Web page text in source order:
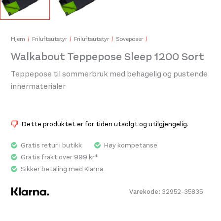
Norge-Serien Sirdal
Hjem Friluftsutstyr Friluftsutstyr Soveposer
Walkabout Teppepose Sleep 1200 Sort
Teppepose til sommerbruk med behagelig og pustende
innermaterialer
Dette produktet er for tiden utsolgt og utilgjengelig.
Varekode: 32952-35835
Gratis retur i butikk
Høy kompetanse
Gratis frakt over 999 kr*
Sikker betaling med Klarna